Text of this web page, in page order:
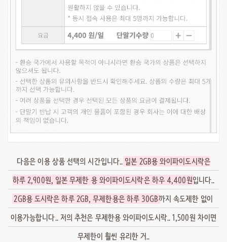
다음은 이용 상품 선택의 시간입니다.. 일본 2GB용 와이파이도시락은
하루 2,900원, 일본 무제한 용 와이파이도시락은 하우 4,400원입니다..
2GB용 도시락은 하루 2GB, 무제한용은 하루 30GB까지 속도제한 없이
이용가능합니다.. 저의 추천은 무제한용 와이파이도시락.. 1,500원 차이면
무제한이 훨씬 유리한 거..